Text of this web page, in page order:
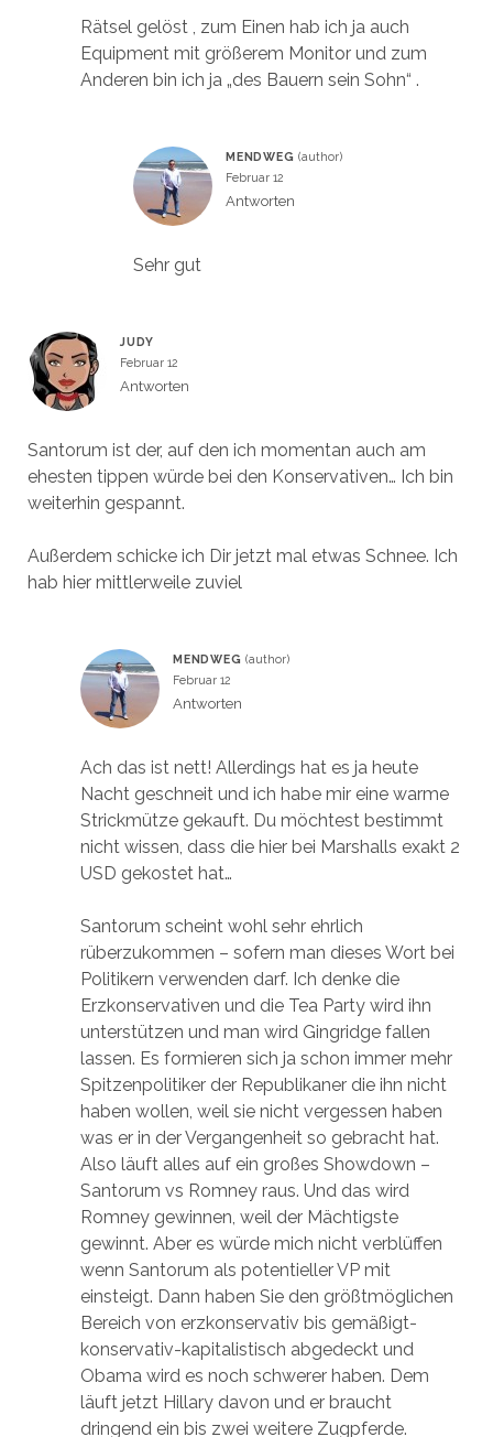
Rätsel gelöst , zum Einen hab ich ja auch
Equipment mit größerem Monitor und zum
Anderen bin ich ja „des Bauern sein Sohn“ .
MENDWEG
Februar 12
Antworten
Sehr gut
JUDY
Februar 12
Antworten
Santorum ist der, auf den ich momentan auch am
ehesten tippen würde bei den Konservativen… Ich bin
weiterhin gespannt.
Außerdem schicke ich Dir jetzt mal etwas Schnee. Ich
hab hier mittlerweile zuviel
MENDWEG
Februar 12
Antworten
Ach das ist nett! Allerdings hat es ja heute
Nacht geschneit und ich habe mir eine warme
Strickmütze gekauft. Du möchtest bestimmt
nicht wissen, dass die hier bei Marshalls exakt 2
USD gekostet hat…
Santorum scheint wohl sehr ehrlich
rüberzukommen – sofern man dieses Wort bei
Politikern verwenden darf. Ich denke die
Erzkonservativen und die Tea Party wird ihn
unterstützen und man wird Gingridge fallen
lassen. Es formieren sich ja schon immer mehr
Spitzenpolitiker der Republikaner die ihn nicht
haben wollen, weil sie nicht vergessen haben
was er in der Vergangenheit so gebracht hat.
Also läuft alles auf ein großes Showdown –
Santorum vs Romney raus. Und das wird
Romney gewinnen, weil der Mächtigste
gewinnt. Aber es würde mich nicht verblüffen
wenn Santorum als potentieller VP mit
einsteigt. Dann haben Sie den größtmöglichen
Bereich von erzkonservativ bis gemäßigt-
konservativ-kapitalistisch abgedeckt und
Obama wird es noch schwerer haben. Dem
läuft jetzt Hillary davon und er braucht
dringend ein bis zwei weitere Zugpferde.